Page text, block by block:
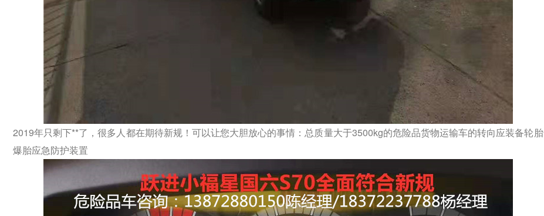
2019年只剩下**了，很多人都在期待新规！可以让您大胆放心的事情：总质量大于3500kg的危险品货物运输车的转向应装备轮胎
爆胎应急防护装置